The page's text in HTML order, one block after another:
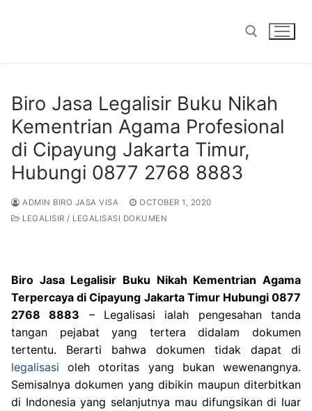
Biro Jasa Legalisir Buku Nikah
Kementrian Agama Profesional
di Cipayung Jakarta Timur,
Hubungi 0877 2768 8883
ADMIN BIRO JASA VISA
OCTOBER 1, 2020
LEGALISIR / LEGALISASI DOKUMEN
Biro Jasa Legalisir Buku Nikah Kementrian Agama
Terpercaya di Cipayung Jakarta Timur Hubungi 0877
2768 8883 – Legalisasi ialah pengesahan tanda
tangan pejabat yang tertera didalam dokumen
tertentu. Berarti bahwa dokumen tidak dapat di
legalisasi oleh otoritas yang bukan wewenangnya.
Semisalnya dokumen yang dibikin maupun diterbitkan
di Indonesia yang selanjutnya mau difungsikan di luar